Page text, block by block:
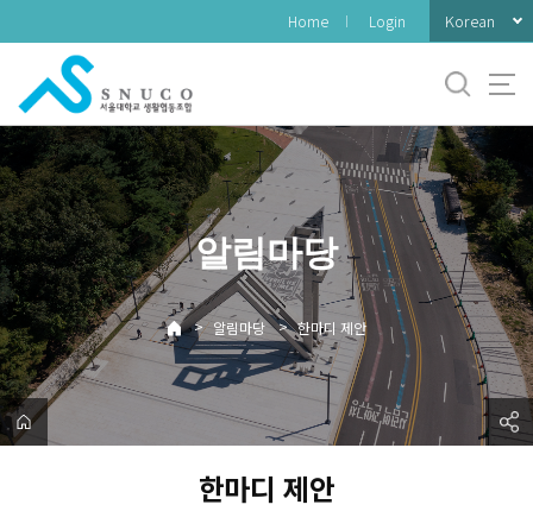
로
메
뉴
Home Login Korean
알림마당
> 알림마당 > 한마디 제안
한마디 제안